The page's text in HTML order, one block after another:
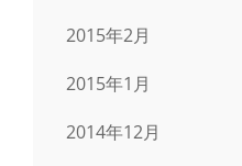
2015年2月
2015年1月
2014年12月